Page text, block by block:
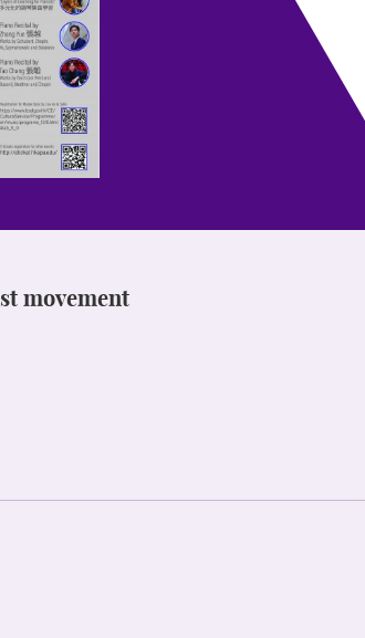
movement